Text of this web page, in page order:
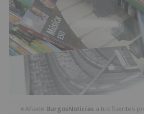
★Añade BurgosNoticias a tus fuentes